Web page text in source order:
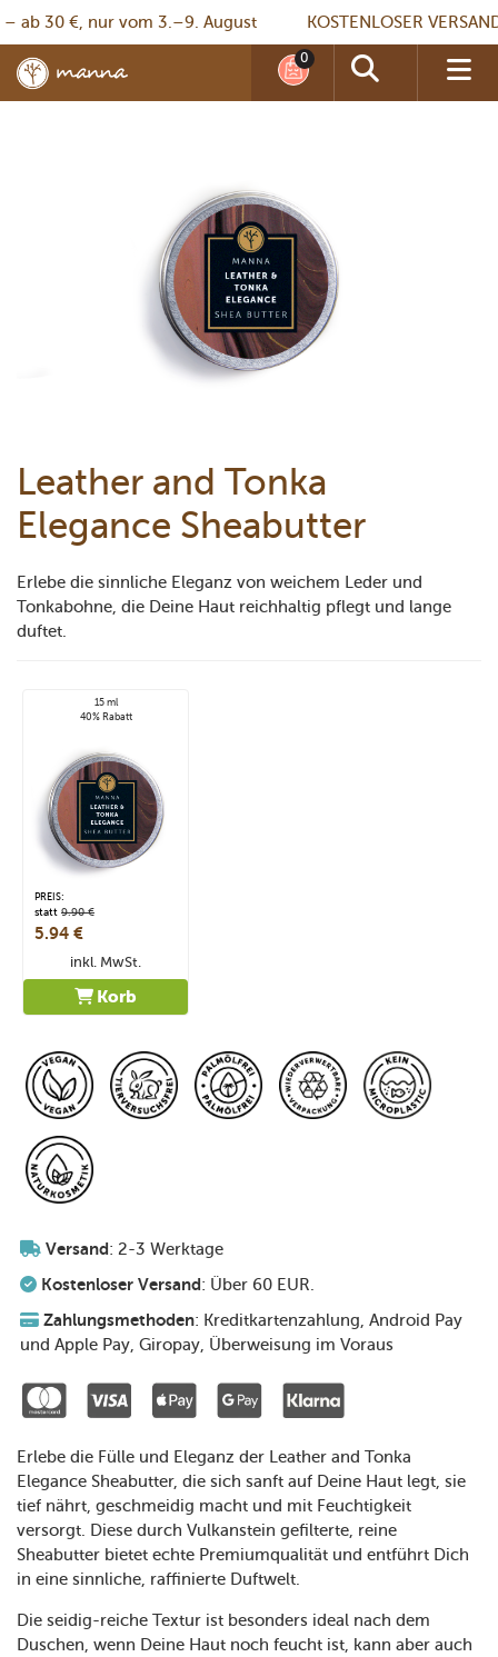
ab 30 €, nur vom 3.–9. August KOSTENLOSER
Leather and Tonka
Elegance Sheabutter
Erlebe die sinnliche Eleganz von weichem Leder und
Tonkabohne, die Deine Haut reichhaltig pflegt und lange
duftet.
15 ml
40% Rabatt
PREIS:
statt 9.90 €
5.94 €
Korb
inkl. MwSt.
Erlebe die Fülle und Eleganz der Leather and Tonka
Elegance Sheabutter, die sich sanft auf Deine Haut legt, sie
tief nährt, geschmeidig macht und mit Feuchtigkeit
versorgt. Diese durch Vulkanstein gefilterte, reine
Sheabutter bietet echte Premiumqualität und entführt Dich
in eine sinnliche, raffinierte Duftwelt.
Die seidig-reiche Textur ist besonders ideal nach dem
Duschen, wenn Deine Haut noch feucht ist, kann aber auch
Versand: 2-3 Werktage
Kostenloser Versand: Über 60 EUR.
Zahlungsmethoden: Kreditkartenzahlung, Android Pay
und Apple Pay, Giropay, Überweisung im Voraus